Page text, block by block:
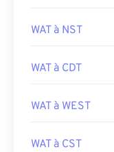
WAT à NST
WAT à CDT
WAT à WEST
WAT à CST